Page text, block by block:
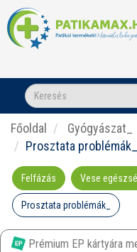
Főoldal Gyógyászat_
Prosztata problémák_
Felfázás Vese
Prosztata problémák_
Prémium EP kártyára